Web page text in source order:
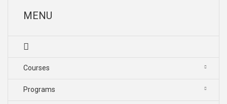
MENU
Courses
Programs